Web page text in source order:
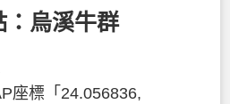
：烏溪牛群
座標「24.056836,